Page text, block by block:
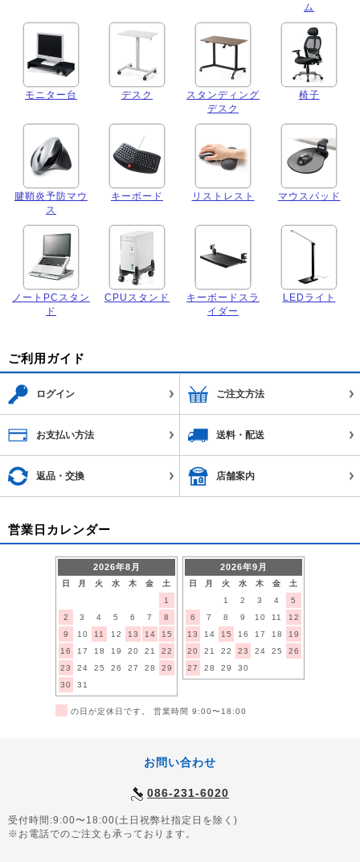
ム
モニター台 デスク
スタンディング
デスク
椅子
腱鞘炎予防マウ
ス
キーボード リストレスト マウスパッド
ノートPCスタン
ド
CPUスタンド
キーボードスラ
イダー
LEDライト
ご利用ガイド
ログイン ご注文方法
お支払い方法 送料・配送
返品・交換 店舗案内
営業日カレンダー
2026年8月
日 月 火 水 木 金
土
1
2
3 4 5 6 7
8
9
10 11 12 13 14
15
16
17 18 19 20 21
22
23
24 25 26 27 28
29
30
31
2026年9月
日 月 火 水 木 金
土
1
2 3 4
5
6
7 8 9 10 11
12
13
14 15 16 17 18
19
20
21 22 23 24 25
26
27
28 29 30
の日が定休日です。 営業時間 9:00〜18:00
お問い合わせ
086-231-6020
受付時間:9:00〜18:00(土日祝弊社指定日を除く)
※お電話でのご注文も承っております。